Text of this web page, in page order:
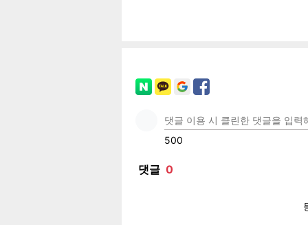
유
로그
트위 카카